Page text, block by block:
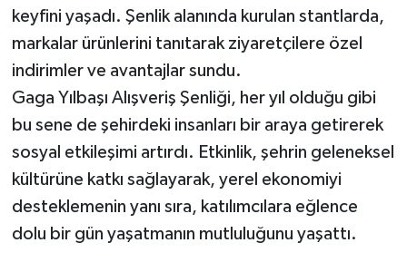
keyfini yaşadı. Şenlik alanında kurulan stantlarda,
markalar ürünlerini tanıtarak ziyaretçilere özel
indirimler ve avantajlar sundu.
Gaga Yılbaşı Alışveriş Şenliği, her yıl olduğu gibi
bu sene de şehirdeki insanları bir araya getirerek
sosyal etkileşimi artırdı. Etkinlik, şehrin geleneksel
kültürüne katkı sağlayarak, yerel ekonomiyi
desteklemenin yanı sıra, katılımcılara eğlence
dolu bir gün yaşatmanın mutluluğunu yaşattı.